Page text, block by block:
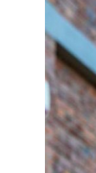
– woda
Rybnik?
kolejnych afer